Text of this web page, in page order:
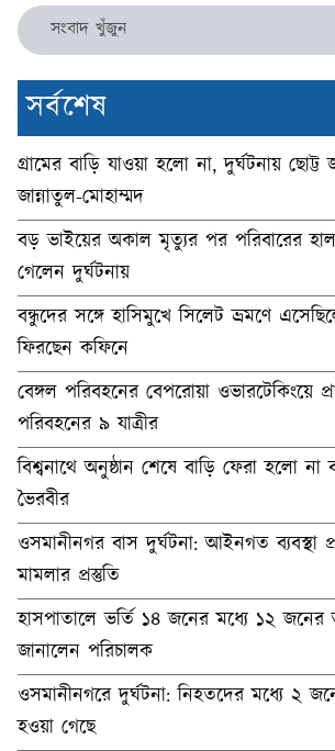
সর্বশেষ
গ্রামের বাড়ি যাওয়া হলো না, দুর্ঘটনায় ছোট্ট
জান্নাতুল-মোহাম্মদ
বড় ভাইয়ের অকাল মৃত্যুর পর পরিবারের
গেলেন দুর্ঘটনায়
বন্ধুদের সঙ্গে হাসিমুখে সিলেট ভ্রমণে
ফিরছেন কফিনে
বেঙ্গল পরিবহনের বেপরোয়া ওভারটেকিংয়ে
পরিবহনের ৯ যাত্রীর
বিশ্বনাথে অনুষ্ঠান শেষে বাড়ি ফেরা হলো না
ভৈরবীর
ওসমানীনগর বাস দুর্ঘটনা: আইনগত ব্যবস্থা
মামলার প্রস্তুতি
হাসপাতালে ভর্তি ১৪ জনের মধ্যে ১২ জনের
জানালেন পরিচালক
ওসমানীনগরে দুর্ঘটনা: নিহতদের মধ্যে ২
হওয়া গেছে